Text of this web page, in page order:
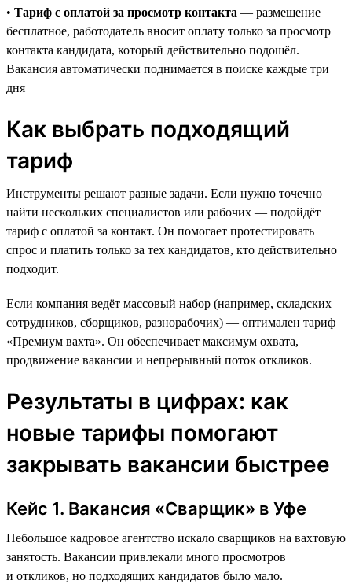
• Тариф с оплатой за просмотр контакта — размещение
бесплатное, работодатель вносит оплату только за просмотр
контакта кандидата, который действительно подошёл.
Вакансия автоматически поднимается в поиске каждые три
дня
Как выбрать подходящий
тариф
Инструменты решают разные задачи. Если нужно точечно
найти нескольких специалистов или рабочих — подойдёт
тариф с оплатой за контакт. Он помогает протестировать
спрос и платить только за тех кандидатов, кто действительно
подходит.
Если компания ведёт массовый набор (например, складских
сотрудников, сборщиков, разнорабочих) — оптимален тариф
«Премиум вахта». Он обеспечивает максимум охвата,
продвижение вакансии и непрерывный поток откликов.
Результаты в цифрах: как
новые тарифы помогают
закрывать вакансии быстрее
Кейс 1. Вакансия «Сварщик» в Уфе
Небольшое кадровое агентство искало сварщиков на вахтовую
занятость. Вакансии привлекали много просмотров
и откликов, но подходящих кандидатов было мало.